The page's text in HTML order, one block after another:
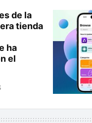
de la
tienda
ha
el